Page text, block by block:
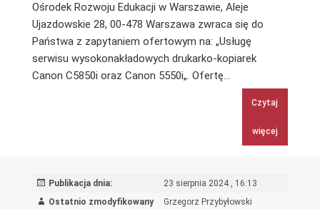
Ośrodek Rozwoju Edukacji w Warszawie, Aleje
Ujazdowskie 28, 00-478 Warszawa zwraca się do
Państwa z zapytaniem ofertowym na: „Usługę
serwisu wysokonakładowych drukarko-kopiarek
Canon C5850i oraz Canon 5550i„. Ofertę…
Czytaj
więcej
serwisu
drukarko-
kopiarek
C5850i
oraz
Publikacja dnia:
23 sierpnia 2024 , 16:13
Ostatnio zmodyfikowany
Grzegorz Przybyłowski